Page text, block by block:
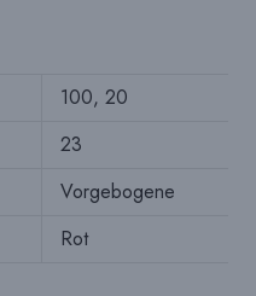
100, 20
23
Vorgebogene
Rot